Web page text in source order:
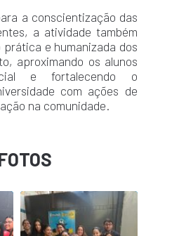
a conscientização das
a atividade também
e humanizada dos
aproximando os alunos
e fortalecendo o
com ações de
na comunidade.